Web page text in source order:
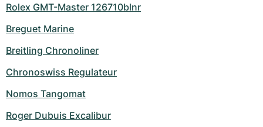
Rolex GMT-Master 126710blnr
Breguet Marine
Breitling Chronoliner
Chronoswiss Regulateur
Nomos Tangomat
Roger Dubuis Excalibur